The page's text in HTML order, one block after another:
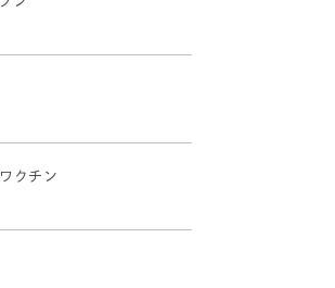
クチン